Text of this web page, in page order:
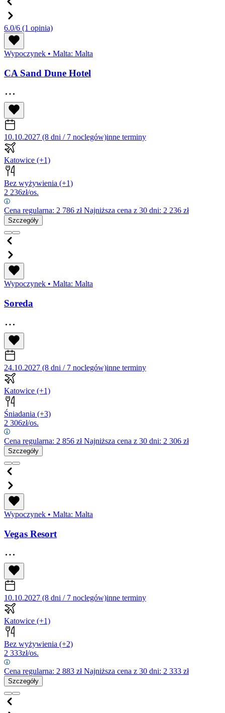
6.0/6 (1 opinia)
Wypoczynek • Malta: Malta
CA Sand Dune Hotel
10.10.2027 (8 dni / 7 noclegów)inne terminy
Katowice (+1)
Bez wyżywienia (+1)
2 236zł/os.
Cena regularna: 2 786 złNajniższa cena z 30 dni: 2 236 zł
Szczegóły
Wypoczynek • Malta: Malta
Soreda
24.10.2027 (8 dni / 7 noclegów)inne terminy
Katowice (+1)
Śniadania (+3)
2 306zł/os.
Cena regularna: 2 856 złNajniższa cena z 30 dni: 2 306 zł
Szczegóły
Wypoczynek • Malta: Malta
Vegas Resort
10.10.2027 (8 dni / 7 noclegów)inne terminy
Katowice (+1)
Bez wyżywienia (+2)
2 333zł/os.
Cena regularna: 2 883 złNajniższa cena z 30 dni: 2 333 zł
Szczegóły